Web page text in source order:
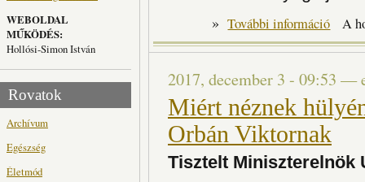
WEBOLDAL
MŰKÖDÉS:
Hollósi-Simon István
Rovatok
Archívum
Egészség
Életmód
» További információ A
2017, december 3 - 09:53 —
Miért néznek
Orbán Viktornak
Tisztelt Miniszterelnök